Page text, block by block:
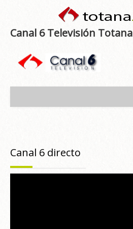
Canal 6 Televisión Totana
Programas emitidos
Canal 6 directo